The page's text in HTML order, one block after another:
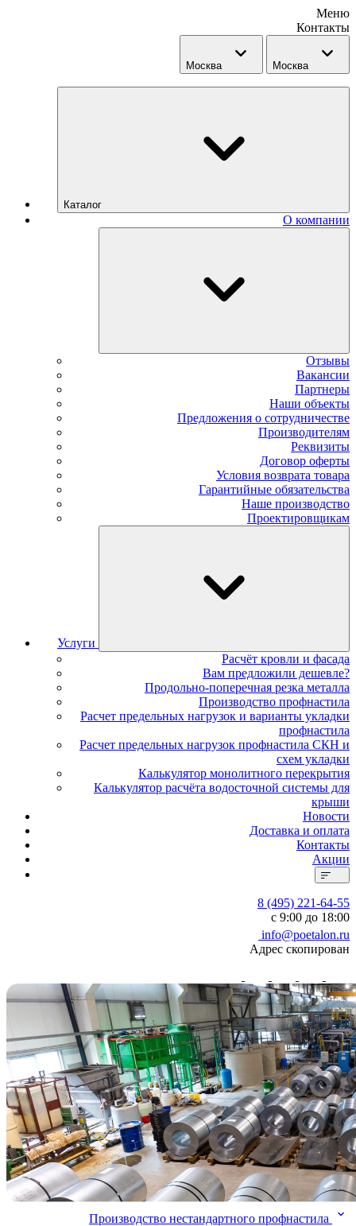
Меню
Контакты
Москва Москва
Каталог
О компании
Отзывы
Вакансии
Партнеры
Наши объекты
Предложения о сотрудничестве
Производителям
Реквизиты
Договор оферты
Условия возврата товара
Гарантийные обязательства
Наше производство
Проектировщикам
Услуги
Расчёт кровли и фасада
Вам предложили дешевле?
Продольно-поперечная резка металла
Производство профнастила
Расчет предельных нагрузок и варианты укладки
профнастила
Расчет предельных нагрузок профнастила СКН и
схем укладки
Калькулятор монолитного перекрытия
Калькулятор расчёта водосточной системы для
крыши
Новости
Доставка и оплата
Контакты
Акции
8 (495) 221-64-55
с 9:00 до 18:00
info@poetalon.ru
Адрес скопирован
Производство нестандартного профнастила